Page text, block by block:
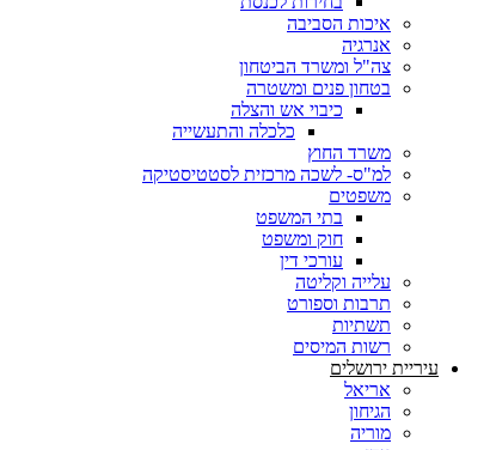
איכות הסביבה
אנרגיה
צה"ל ומשרד הביטחון
בטחון פנים ומשטרה
כיבוי אש והצלה
כלכלה והתעשייה
משרד החוץ
למ"ס- לשכה מרכזית לסטטיסטיקה
משפטים
בתי המשפט
חוק ומשפט
עורכי דין
עלייה וקליטה
תרבות וספורט
תשתיות
רשות המיסים
עיריית ירושלים
אריאל
הגיחון
מוריה